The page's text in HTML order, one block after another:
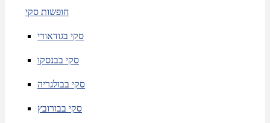
חופשות סקי
סקי בגודאורי
סקי בבנסקו
סקי בבולגריה
סקי בבורובץ